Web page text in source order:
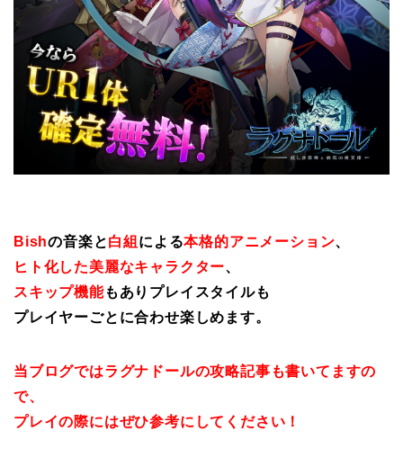
Bishの音楽と白組 による本格的アニメーション、
ヒト化した美麗なキャラクター、
スキップ機能もありプレイスタイルも
プレイヤーごとに合わせ楽しめます。
当ブログではラグナドールの攻略記事も書いてますの
で、
プレイの際にはぜひ参考にしてください！